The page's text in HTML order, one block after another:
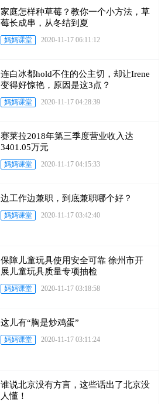
家庭怎样种草莓？教你一个小方法，草
莓长成串，从冬结到夏
妈妈课堂 2020-11-17 06:11:12
连白冰都hold不住的公主切，却让Irene
变得好惊艳，原因是这3点？
妈妈课堂 2020-11-17 04:28:39
赛莱拉2018年第三季度营业收入达
3401.05万元
妈妈课堂 2020-11-17 04:15:33
边工作边兼职，到底兼职哪个好？
妈妈课堂 2020-11-17 03:42:40
保障儿童玩具使用安全可靠 徐州市开
展儿童玩具质量专项抽检
妈妈课堂 2020-11-17 03:18:58
这儿有“胸是炒鸡蛋”
妈妈课堂 2020-11-17 03:11:24
谁说北京没有方言，这些话出了北京没
人懂！